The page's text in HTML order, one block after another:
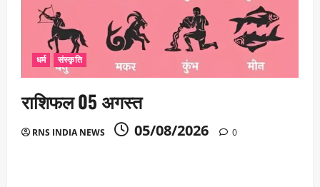
धर्म संस्कृति
राशिफल 05 अगस्त
RNS INDIA NEWS 05/08/2026 0